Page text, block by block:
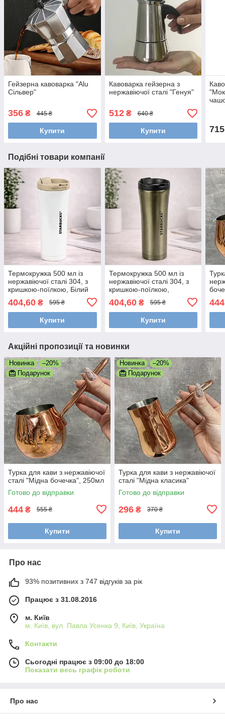
Гейзерна кавоварка "Alu
Сільвер"
356 ₴ 445 ₴
Купити
Кавоварка гейзерна з
нержавіючої сталі "Генуя"
512₴ 640 ₴
Купити 715
Подібні товари компанії
Термокружка 500 мл із
нержавіючої сталі 304, з
кришкою-поїлкою, Білий
404,60 ₴ 595 ₴
Купити
Термокружка 500 мл із
нержавіючої сталі 304, з
кришкою-поїлкою,
Оливковий (Термостакан
для кави)
404,60₴ 595 ₴
Купити
444
Акційні пропозиції та новинки
Новинка
–20%
Подарунок
Турка для кави з нержавіючої
сталі "Мідна бочечка", 250мл
Готово до відправки
444 ₴ 555 ₴
Купити
Новинка
–20%
Подарунок
Турка для кави з нержавіючої
сталі "Мідна класика"
Готово до відправки
296 ₴ 370 ₴
Купити
Про нас
93% позитивних з 747 відгуків за рік
Працює з 31.08.2016
м. Київ
м. Київ, вул. Павла Усенка 9, Київ, Україна
Контакти
Сьогодні працює з 09:00 до 18:00
Показати весь графік роботи
Про нас